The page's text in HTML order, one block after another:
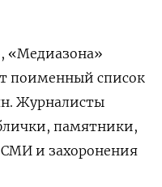
«Медиазона»
поименный список
Журналисты
памятники,
и захоронения